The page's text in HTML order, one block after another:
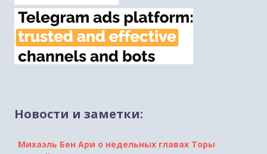
Новости и заметки:
Ахарей Мот и Кдошим